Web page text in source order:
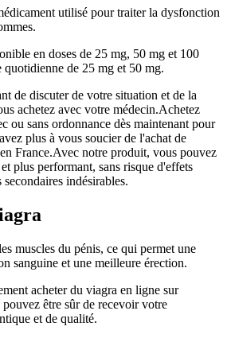
utilisé pour traiter la dysfonction
en doses de 25 mg, 50 mg et 100
quotidienne de 25 mg et 50 mg.
de discuter de votre situation et de la
achetez avec votre médecin.Achetez
ou sans ordonnance dès maintenant pour
plus à vous soucier de l'achat de
France.Avec notre produit, vous pouvez
plus performant, sans risque d'effets
secondaires indésirables.
muscles du pénis, ce qui permet une
sanguine et une meilleure érection.
acheter du viagra en ligne sur
être sûr de recevoir votre
et de qualité.